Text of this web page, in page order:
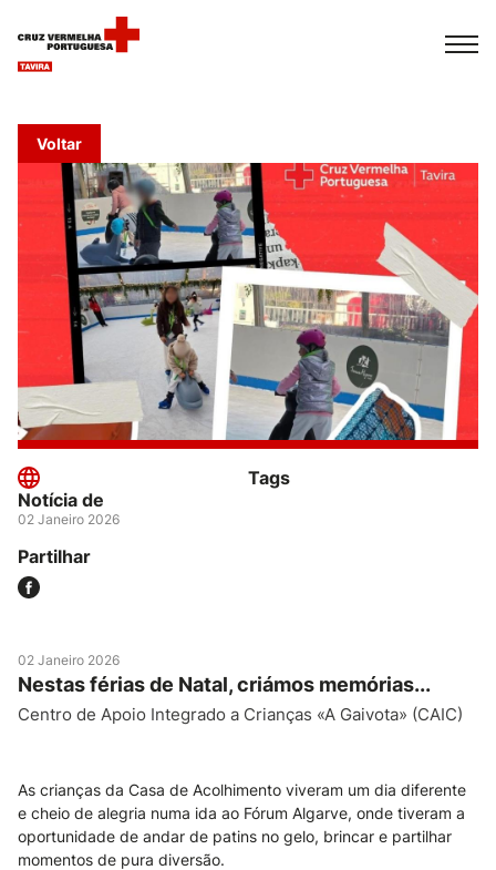
Voltar
Notícia de
02 Janeiro 2026
Tags
Partilhar
02 Janeiro 2026
Nestas férias de Natal, criámos memórias...
Centro de Apoio Integrado a Crianças «A Gaivota» (CAIC)
As crianças da Casa de Acolhimento viveram um dia diferente
e cheio de alegria numa ida ao Fórum Algarve, onde tiveram a
oportunidade de andar de patins no gelo, brincar e partilhar
momentos de pura diversão.